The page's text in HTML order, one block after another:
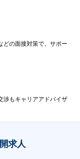
どの面接対策で、サポー
渉もキャリアアドバイザ
求人